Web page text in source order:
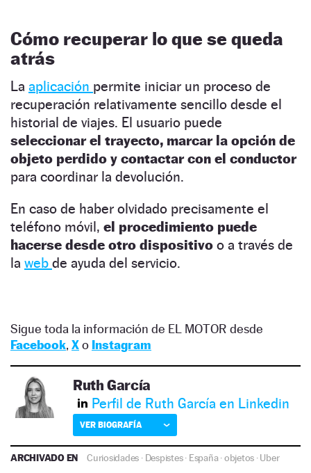
Cómo recuperar lo que se queda
atrás
La aplicación permite iniciar un proceso de
recuperación relativamente sencillo desde el
historial de viajes. El usuario puede
seleccionar el trayecto, marcar la opción de
objeto perdido y contactar con el conductor
para coordinar la devolución.
En caso de haber olvidado precisamente el
teléfono móvil, el procedimiento puede
hacerse desde otro dispositivo o a través de
la web de ayuda del servicio.
Sigue toda la información de EL MOTOR desde
Facebook, Xo Instagram
Ruth García
Perfil de Ruth García en Linkedin
VER BIOGRAFÍA
ARCHIVADO EN Curiosidades · Despistes· España·objetos ·Uber